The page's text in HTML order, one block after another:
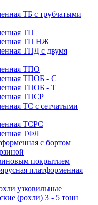
ТБ с трубчатыми
ТП
ТП НЖ
ТПД с двумя
ТПО
ТПОБ - С
ТПОБ - Т
ТПСР
ТС с сетчатыми
ТСРС
ТФЛ
с бортом
покрытием
платформенная
узковильные
(рохли) 3 - 5 тонн